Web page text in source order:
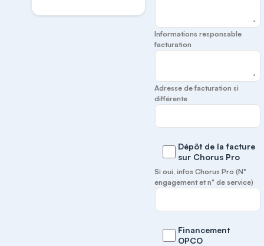
Informations responsable
facturation
Adresse de facturation si
différente
Dépôt de la facture
sur Chorus Pro
Si oui, infos Chorus Pro (N°
engagement et n° de service)
Financement
OPCO